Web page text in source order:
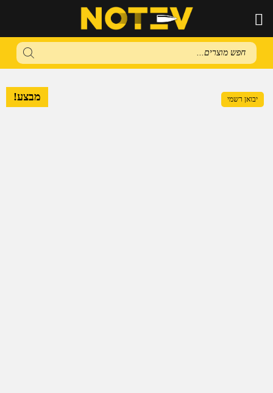
Products
search
מבצע! יבואן רשמי